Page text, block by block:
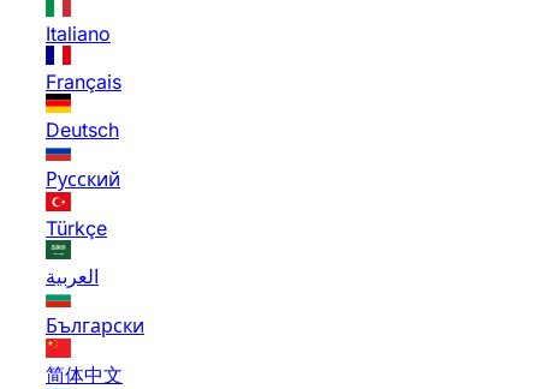
Italiano
Français
Deutsch
Русский
Türkçe
العربية
Български
简体中文